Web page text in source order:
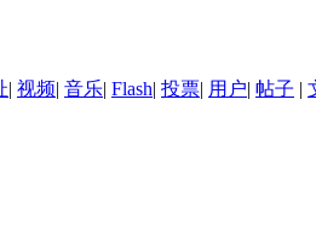
| 视频| 音乐| Flash| 投票| 用户| 帖子 |